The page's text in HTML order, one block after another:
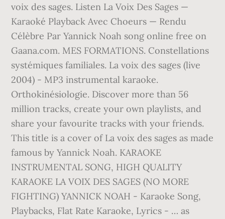
voix des sages. Listen La Voix Des Sages —
Karaoké Playback Avec Choeurs — Rendu
Célèbre Par Yannick Noah song online free on
Gaana.com. MES FORMATIONS. Constellations
systémiques familiales. La voix des sages (live
2004) - MP3 instrumental karaoke.
Orthokinésiologie. Discover more than 56
million tracks, create your own playlists, and
share your favourite tracks with your friends.
This title is a cover of La voix des sages as made
famous by Yannick Noah. KARAOKE
INSTRUMENTAL SONG, HIGH QUALITY
KARAOKE LA VOIX DES SAGES (NO MORE
FIGHTING) YANNICK NOAH - Karaoke Song,
Playbacks, Flat Rate Karaoke, Lyrics - … as